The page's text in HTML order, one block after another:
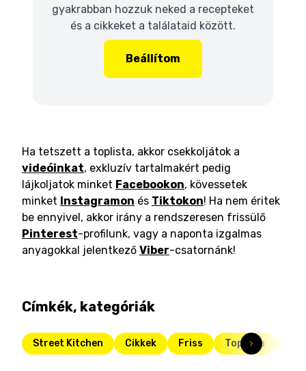
gyakrabban hozzuk neked a recepteket
és a cikkeket a találataid között.
Beállítom
Ha tetszett a toplista, akkor csekkoljátok a
videóinkat, exkluzív tartalmakért pedig
lájkoljatok minket Facebookon, kövessetek
minket Instagramon és Tiktokon! Ha nem éritek
be ennyivel, akkor irány a rendszeresen frissülő
Pinterest-profilunk, vagy a naponta izgalmas
anyagokkal jelentkező Viber-csatornánk!
Címkék, kategóriák
Street Kitchen Cikkek Friss Toplista